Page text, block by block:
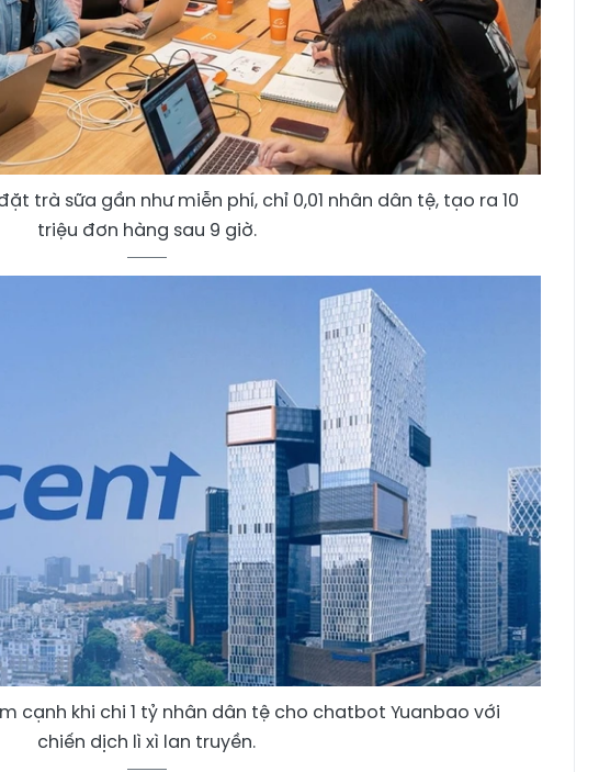
trà sữa gần như miễn phí, chỉ 0,01 nhân dân tệ, tạo ra 10
triệu đơn hàng sau 9 giờ.
cạnh khi chi 1 tỷ nhân dân tệ cho chatbot Yuanbao với
chiến dịch lì xì lan truyền.